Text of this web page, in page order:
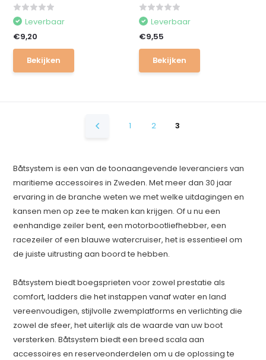
Leverbaar
€9,20
Bekijken
Leverbaar
€9,55
Bekijken
1 2 3
Båtsystem is een van de toonaangevende leveranciers van
maritieme accessoires in Zweden. Met meer dan 30 jaar
ervaring in de branche weten we met welke uitdagingen en
kansen men op zee te maken kan krijgen. Of u nu een
eenhandige zeiler bent, een motorbootliefhebber, een
racezeiler of een blauwe watercruiser, het is essentieel om
de juiste uitrusting aan boord te hebben.
Båtsystem biedt boegsprieten voor zowel prestatie als
comfort, ladders die het instappen vanaf water en land
vereenvoudigen, stijlvolle zwemplatforms en verlichting die
zowel de sfeer, het uiterlijk als de waarde van uw boot
versterken. Båtsystem biedt een breed scala aan
accessoires en reserveonderdelen om u de oplossing te